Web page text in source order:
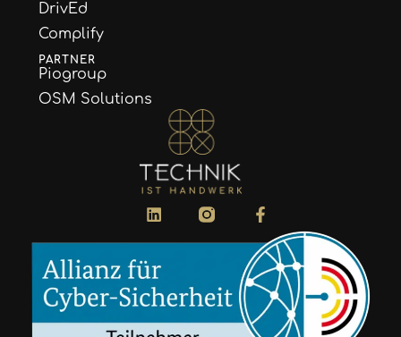
DrivEd
Complify
PARTNER
Piogroup
OSM Solutions